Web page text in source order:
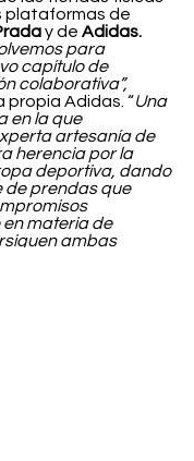
plataformas de
y de Adidas.
para
capítulo de
colaborativa”,
propia Adidas. “Una
en la que
artesanía de
herencia por la
deportiva, dando
de prendas que
materia de
ambas